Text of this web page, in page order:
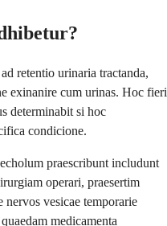
retentio urinaria tractanda,
exinanire cum urinas. Hoc fieri
determinabit si hoc
condicione.
praescribunt includunt
operari, praesertim
nervos vesicae temporarie
medicamenta